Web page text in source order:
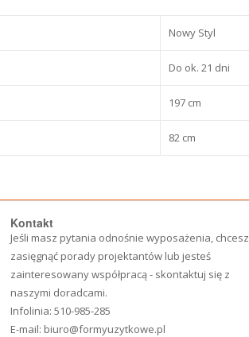
Nowy Styl
Do ok. 21 dni
197 cm
82 cm
Kontakt
Jeśli masz pytania odnośnie wyposażenia, chcesz
zasięgnąć porady projektantów lub jesteś
zainteresowany współpracą - skontaktuj się z
naszymi doradcami.
Infolinia:510-985-285
E-mail: biuro@formyuzytkowe.pl